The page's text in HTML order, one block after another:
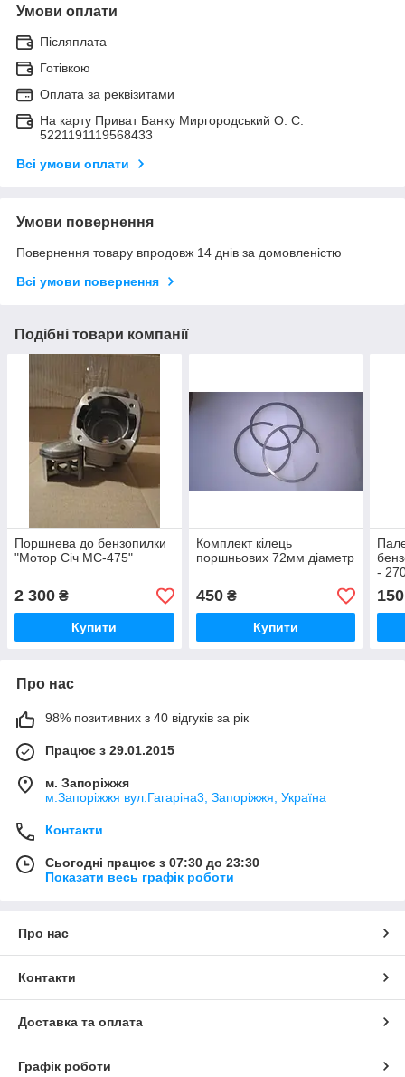
Умови оплати
Післяплата
Готівкою
Оплата за реквізитами
На карту Приват Банку Миргородський О. С.
5221191119568433
Всі умови оплати
Умови повернення
Повернення товару впродовж 14 днів за домовленістю
Всі умови повернення
Подібні товари компанії
Поршнева до бензопилки
"Мотор Січ МС-475"
2 300 ₴
Купити
Комплект кілець
поршньових 72мм діаметр
450₴
Купити
-
150
Про нас
98% позитивних з 40 відгуків за рік
Працює з 29.01.2015
м. Запоріжжя
м.Запоріжжя вул.Гагаріна3, Запоріжжя, Україна
Контакти
Сьогодні працює з 07:30 до 23:30
Показати весь графік роботи
Про нас
Контакти
Доставка та оплата
Графік роботи